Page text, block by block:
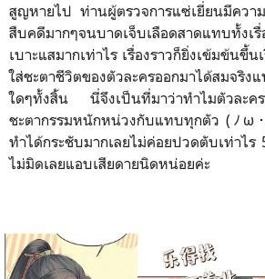
สูญหายไป ท่านผู้ตรวจการแซ่เยี่ยนมีควา
สืบคดีมากๆจนบาดเจ็บเลือดสาดแทบ
เบาะแสมากเท่าไร เรื่องราวก็ยิ่งเข้มข้นขึ้
ใส่ชะตาชีวิตของตัวละครออกมาได้สมจริง
ใดๆทั้งสิ้น นี่จึงเป็นที่มาว่าทำไมตัวละคร
ชะตากรรมหนักหน่วงกับแทบทุกตัว (ﾉω･
ทำได้กระชับมากเลยไม่ค่อยปวดตับเท่าไ
ไม่มิดเลยแอบเสียดายนิดหน่อยค่ะ